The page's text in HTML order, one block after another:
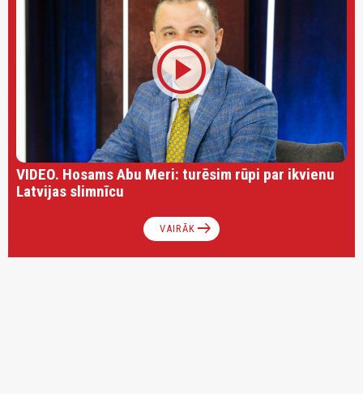
play_circle
VIDEO. Hosams Abu Meri: turēsim rūpi par ikvienu
Latvijas slimnīcu
VAIRĀK arrow_right_alt